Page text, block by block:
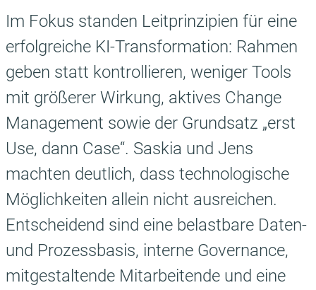
Im Fokus standen Leitprinzipien für eine
erfolgreiche KI-Transformation: Rahmen
geben statt kontrollieren, weniger Tools
mit größerer Wirkung, aktives Change
Management sowie der Grundsatz „erst
Use, dann Case“. Saskia und Jens
machten deutlich, dass technologische
Möglichkeiten allein nicht ausreichen.
Entscheidend sind eine belastbare Daten-
und Prozessbasis, interne Governance,
mitgestaltende Mitarbeitende und eine